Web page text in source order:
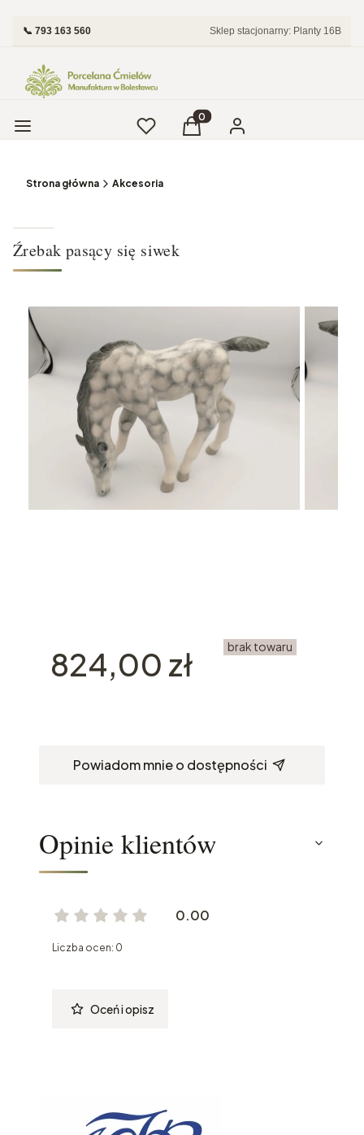
📞 793 163 560 Sklep stacjonarny: Planty 16B
Menu UlubioneProdukty w koszyku: 0.
Koszyk Zaloguj się
Strona główna Akcesoria
Źrebak pasący się siwek
Cena
824,00 zł brak towaru
Powiadom mnie o dostępności
Opinie klientów
0.00
Liczba ocen: 0
Oceń i opisz